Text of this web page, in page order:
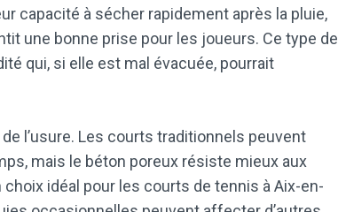
capacité à sécher rapidement après la pluie,
une bonne prise pour les joueurs. Ce type de
qui, si elle est mal évacuée, pourrait
l’usure. Les courts traditionnels peuvent
mais le béton poreux résiste mieux aux
idéal pour les courts de tennis à Aix-en-